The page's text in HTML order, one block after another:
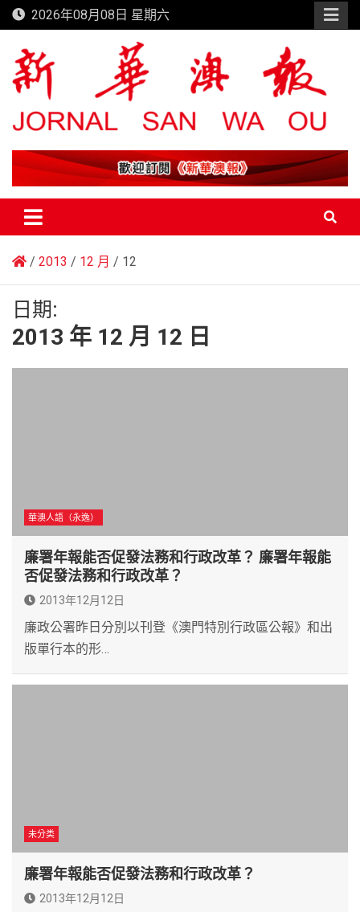
Skip
to
content
2026年08月08日 星期六
新華澳報
2013 12 月 12
日期:
2013 年 12 月 12 日
華澳人語（永逸）
廉署年報能否促發法務和行政改革？ 廉署年報能
否促發法務和行政改革？
2013年12月12日
廉政公署昨日分別以刊登《澳門特別行政區公報》和出
版單行本的形…
未分类
廉署年報能否促發法務和行政改革？
2013年12月12日